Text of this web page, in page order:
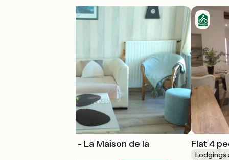
House 4 people - La Maison de la
Flat 4
Lodgings